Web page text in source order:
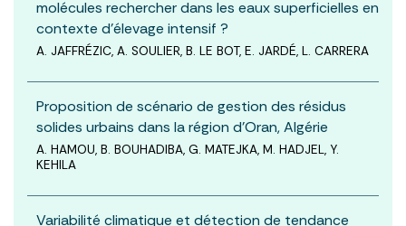
molécules rechercher dans les eaux superficielles en
contexte d’élevage intensif ?
A. JAFFRÉZIC, A. SOULIER, B. LE BOT, E. JARDÉ, L. CARRERA
Proposition de scénario de gestion des résidus
solides urbains dans la région d’Oran, Algérie
A. HAMOU, B. BOUHADIBA, G. MATEJKA, M. HADJEL, Y.
KEHILA
Variabilité climatique et détection de tendance